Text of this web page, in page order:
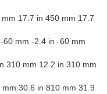
17.7 in 450 mm 17.7
60 mm -2.4 in -60 mm
310 mm 12.2 in 310 mm
30.6 in 810 mm 31.9